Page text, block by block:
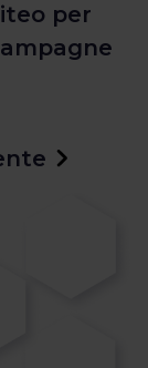
per